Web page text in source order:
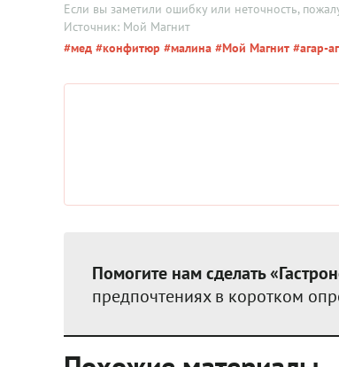
Если вы заметили ошибку или неточность,
Источник: Мой Магнит
#мед #конфитюр #малина #Мой Магнит #агар-
Помогите нам сделать
предпочтениях в коротком